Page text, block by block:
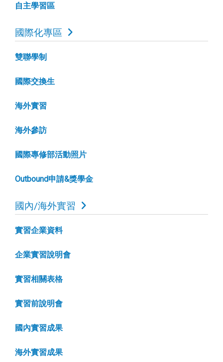
自主學習區
國際化專區
雙聯學制
國際交換生
海外實習
海外參訪
國際專修部活動照片
Outbound申請&獎學金
國內/海外實習
實習企業資料
企業實習說明會
實習相關表格
實習前說明會
國內實習成果
海外實習成果